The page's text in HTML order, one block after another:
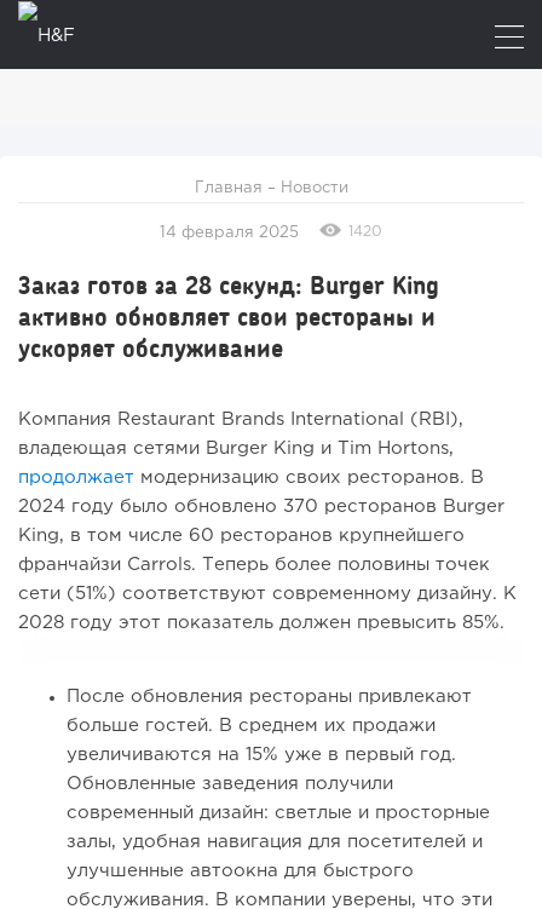
Главная – Новости
14 февраля 2025 1420
Заказ готов за 28 секунд: Burger King
активно обновляет свои рестораны и
ускоряет обслуживание
Компания Restaurant Brands International (RBI),
владеющая сетями Burger King и Tim Hortons,
продолжает модернизацию своих ресторанов. В
2024 году было обновлено 370 ресторанов Burger
King, в том числе 60 ресторанов крупнейшего
франчайзи Carrols. Теперь более половины точек
сети (51%) соответствуют современному дизайну. К
2028 году этот показатель должен превысить 85%.
После обновления рестораны привлекают
больше гостей. В среднем их продажи
увеличиваются на 15% уже в первый год.
Обновленные заведения получили
современный дизайн: светлые и просторные
залы, удобная навигация для посетителей и
улучшенные автоокна для быстрого
обслуживания. В компании уверены, что эти